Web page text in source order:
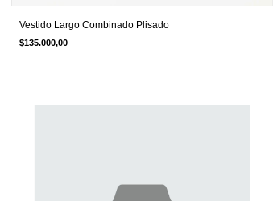
Vestido Largo Combinado Plisado
$135.000,00